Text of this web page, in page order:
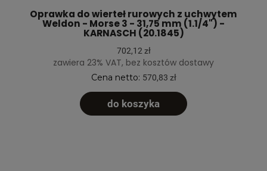
Oprawka do wierteł rurowych z uchwytem
Weldon - Morse 3 - 31,75 mm (1.1/4") -
KARNASCH (20.1845)
702,12 zł
zawiera 23% VAT, bez kosztów dostawy
Cena netto: 570,83 zł
do koszyka